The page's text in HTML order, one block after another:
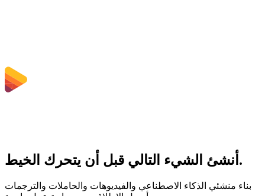
أنشئ الشيء التالي قبل أن يتحرك الخيط.
بناء منشئي الذكاء الاصطناعي والفيديوهات والحاملات والترجمات